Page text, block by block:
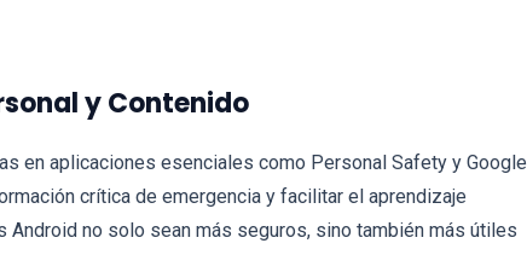
y Contenido
en aplicaciones esenciales como Personal Safety y Google
crítica de emergencia y facilitar el aprendizaje
no solo sean más seguros, sino también más útiles